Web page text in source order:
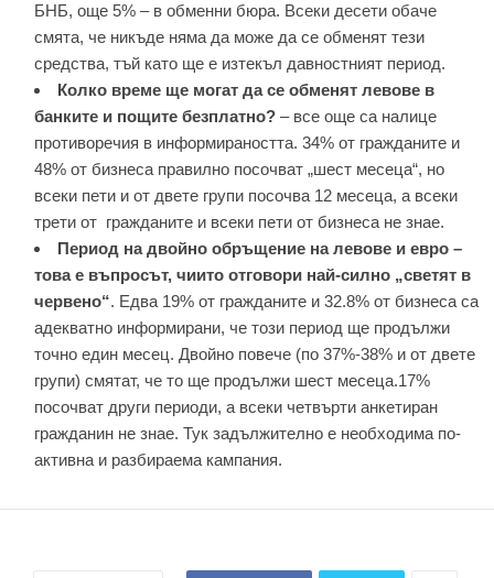
БНБ, още 5% – в обменни бюра. Всеки десети обаче
смята, че никъде няма да може да се обменят тези
средства, тъй като ще е изтекъл давностният период.
Колко време ще могат да се обменят левове в
банките и пощите безплатно? – все още са налице
противоречия в информираността. 34% от гражданите и
48% от бизнеса правилно посочват „шест месеца“, но
всеки пети и от двете групи посочва 12 месеца, а всеки
трети от гражданите и всеки пети от бизнеса не знае.
Период на двойно обръщение на левове и евро –
това е въпросът, чиито отговори най-силно „светят в
червено“. Едва 19% от гражданите и 32.8% от бизнеса са
адекватно информирани, че този период ще продължи
точно един месец. Двойно повече (по 37%-38% и от двете
групи) смятат, че то ще продължи шест месеца.17%
посочват други периоди, а всеки четвърти анкетиран
гражданин не знае. Тук задължително е необходима по-
активна и разбираема кампания.